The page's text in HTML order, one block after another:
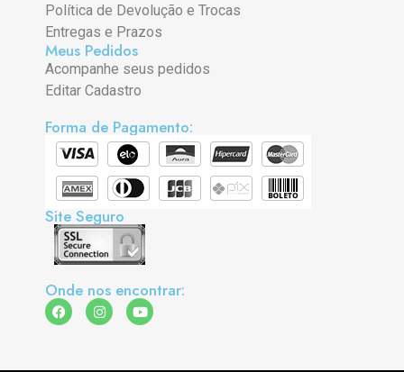
Política de Devolução e Trocas
Entregas e Prazos
Meus Pedidos
Acompanhe seus pedidos
Editar Cadastro
Forma de Pagamento:
Site Seguro
Onde nos encontrar: